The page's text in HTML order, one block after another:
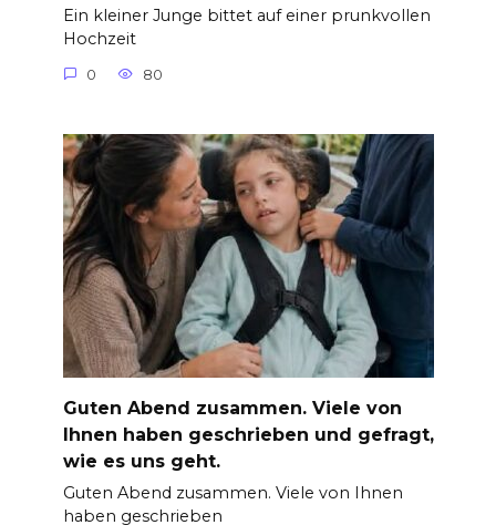
Ein kleiner Junge bittet auf einer prunkvollen
Hochzeit
0 80
Guten Abend zusammen. Viele von
Ihnen haben geschrieben und gefragt,
wie es uns geht.
Guten Abend zusammen. Viele von Ihnen
haben geschrieben